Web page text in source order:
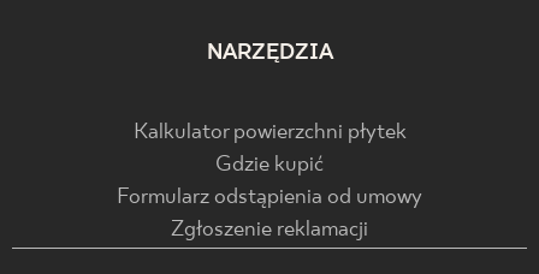
NARZĘDZIA
Kalkulator powierzchni płytek
Gdzie kupić
Formularz odstąpienia od umowy
Zgłoszenie reklamacji